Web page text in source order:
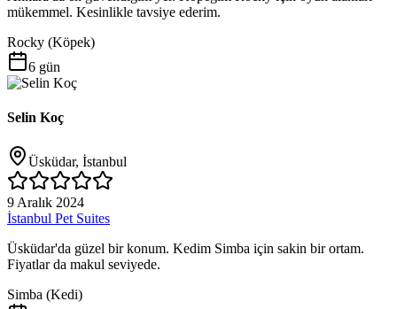
mükemmel. Kesinlikle tavsiye ederim.
Rocky (Köpek)
6 gün
Selin Koç
Üsküdar, İstanbul
9 Aralık 2024
İstanbul Pet Suites
Üsküdar'da güzel bir konum. Kedim Simba için sakin bir ortam.
Fiyatlar da makul seviyede.
Simba (Kedi)